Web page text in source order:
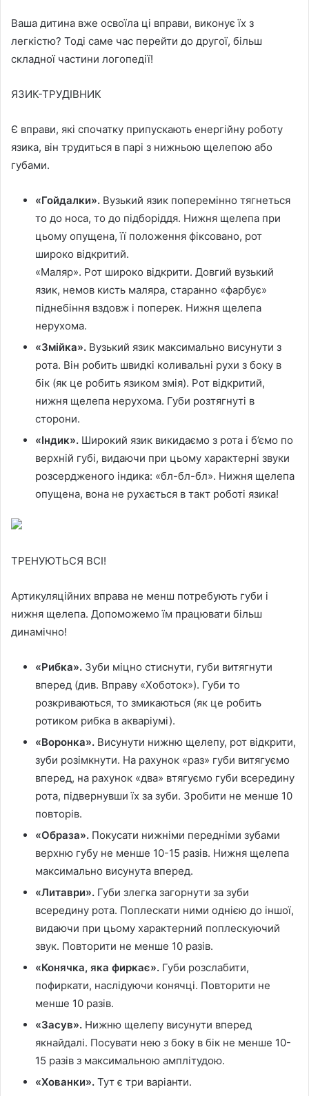
Ваша дитина вже освоїла ці вправи, виконує їх з
легкістю? Тоді саме час перейти до другої, більш
складної частини логопедії!
ЯЗИК-ТРУДІВНИК
Є вправи, які спочатку припускають енергійну роботу
язика, він трудиться в парі з нижньою щелепою або
губами.
«Гойдалки». Вузький язик поперемінно тягнеться
то до носа, то до підборіддя. Нижня щелепа при
цьому опущена, її положення фіксовано, рот
широко відкритий.
«Маляр». Рот широко відкрити. Довгий вузький
язик, немов кисть маляра, старанно «фарбує»
піднебіння вздовж і поперек. Нижня щелепа
нерухома.
«Змійка». Вузький язик максимально висунути з
рота. Він робить швидкі коливальні рухи з боку в
бік (як це робить язиком змія). Рот відкритий,
нижня щелепа нерухома. Губи розтягнуті в
сторони.
«Індик». Широкий язик викидаємо з рота і б’ємо по
верхній губі, видаючи при цьому характерні звуки
розсердженого індика: «бл-бл-бл». Нижня щелепа
опущена, вона не рухається в такт роботі язика!
ТРЕНУЮТЬСЯ ВСІ!
Артикуляційних вправа не менш потребують губи і
нижня щелепа. Допоможемо їм працювати більш
динамічно!
«Рибка». Зуби міцно стиснути, губи витягнути
вперед (див. Вправу «Хоботок»). Губи то
розкриваються, то змикаються (як це робить
ротиком рибка в акваріумі).
«Воронка». Висунути нижню щелепу, рот відкрити,
зуби розімкнути. На рахунок «раз» губи витягуємо
вперед, на рахунок «два» втягуємо губи всередину
рота, підвернувши їх за зуби. Зробити не менше 10
повторів.
«Образа». Покусати нижніми передніми зубами
верхню губу не менше 10-15 разів. Нижня щелепа
максимально висунута вперед.
«Литаври». Губи злегка загорнути за зуби
всередину рота. Поплескати ними однією до іншої,
видаючи при цьому характерний поплескуючий
звук. Повторити не менше 10 разів.
«Конячка, яка фиркає». Губи розслабити,
пофиркати, наслідуючи конячці. Повторити не
менше 10 разів.
«Засув». Нижню щелепу висунути вперед
якнайдалі. Посувати нею з боку в бік не менше 10-
15 разів з максимальною амплітудою.
«Хованки». Тут є три варіанти.